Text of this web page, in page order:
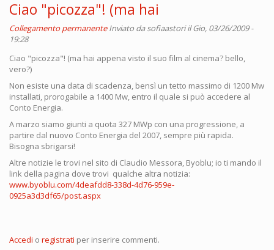
Ciao "picozza"! (ma hai
Collegamento permanente Inviato da sofiaastoriil Gio, 03/26/2009 -
19:28
Ciao "picozza"! (ma hai appena visto il suo film al cinema? bello,
vero?)
Non esiste una data di scadenza, bensì un tetto massimo di 1200 Mw
installati, prorogabile a 1400 Mw, entro il quale si può accedere al
Conto Energia.
A marzo siamo giunti a quota 327 MWp con una progressione, a
partire dal nuovo Conto Energia del 2007, sempre più rapida.
Bisogna sbrigarsi!
Altre notizie le trovi nel sito di Claudio Messora, Byoblu; io ti mando il
link della pagina dove trovi qualche altra notizia:
www.byoblu.com/4deafdd8-338d-4d76-959e-
0925a3d3df65/post.aspx
Accedi o registrati per inserire commenti.